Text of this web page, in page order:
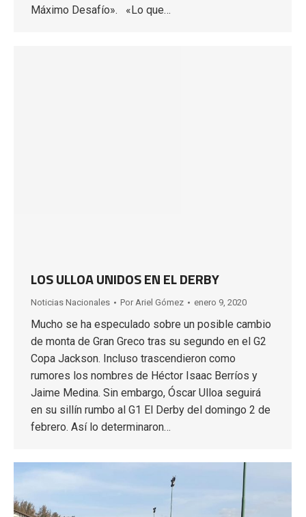
Máximo Desafío». «Lo que…
LOS ULLOA UNIDOS EN EL DERBY
Noticias Nacionales Por Ariel Gómez enero 9, 2020
Mucho se ha especulado sobre un posible cambio
de monta de Gran Greco tras su segundo en el G2
Copa Jackson. Incluso trascendieron como
rumores los nombres de Héctor Isaac Berríos y
Jaime Medina. Sin embargo, Óscar Ulloa seguirá
en su sillín rumbo al G1 El Derby del domingo 2 de
febrero. Así lo determinaron…